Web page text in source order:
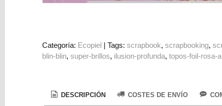
(0)
Categoría: Ecopiel |Tags:scrapbook scrapbooking
blin-blin super-brillos ilusion-profunda topos-foil-rosa-
DESCRIPCIÓN COSTES DE ENVÍO